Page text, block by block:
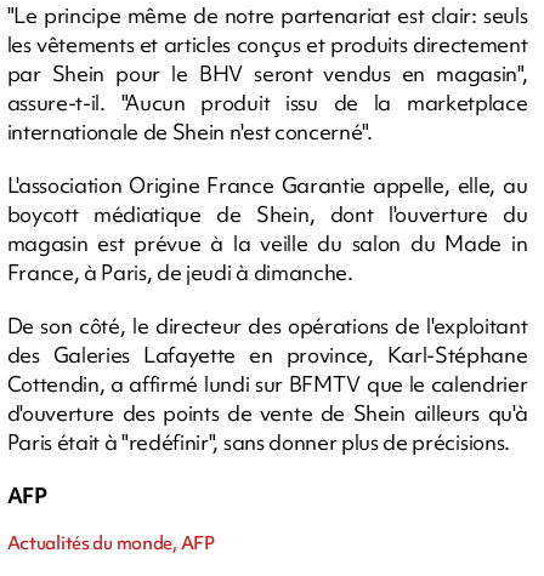
"Le principe même de notre partenariat est clair: seuls
les vêtements et articles conçus et produits directement
par Shein pour le BHV seront vendus en magasin",
assure-t-il. "Aucun produit issu de la marketplace
internationale de Shein n'est concerné".
L'association Origine France Garantie appelle, elle, au
boycott médiatique de Shein, dont l'ouverture du
magasin est prévue à la veille du salon du Made in
France, à Paris, de jeudi à dimanche.
De son côté, le directeur des opérations de l'exploitant
des Galeries Lafayette en province, Karl-Stéphane
Cottendin, a affirmé lundi sur BFMTV que le calendrier
d'ouverture des points de vente de Shein ailleurs qu'à
Paris était à "redéfinir", sans donner plus de précisions.
AFP
Actualités du monde, AFP